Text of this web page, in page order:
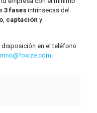
3 fasesintrínsecas del
, captación y
disposición en el teléfono
.